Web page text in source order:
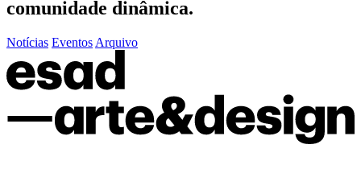
comunidade dinâmica.
Notícias Eventos Arquivo